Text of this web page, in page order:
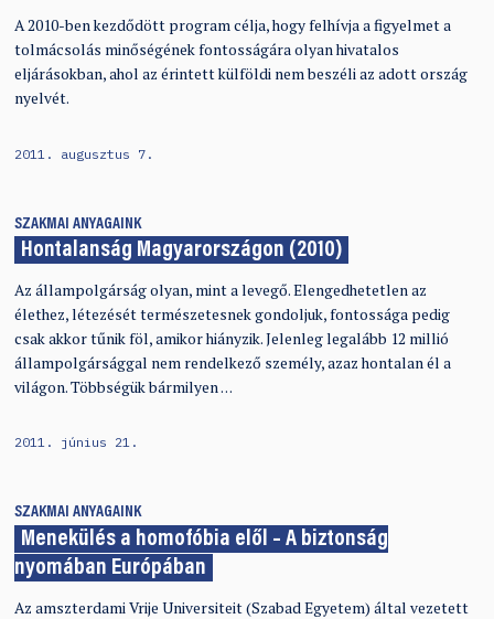
A 2010-ben kezdődött program célja, hogy felhívja a figyelmet a
tolmácsolás minőségének fontosságára olyan hivatalos
eljárásokban, ahol az érintett külföldi nem beszéli az adott ország
nyelvét.
2011. augusztus 7.
SZAKMAI ANYAGAINK
Hontalanság Magyarországon (2010)
Az állampolgárság olyan, mint a levegő. Elengedhetetlen az
élethez, létezését természetesnek gondoljuk, fontossága pedig
csak akkor tűnik föl, amikor hiányzik. Jelenleg legalább 12 millió
állampolgársággal nem rendelkező személy, azaz hontalan él a
világon. Többségük bármilyen …
2011. június 21.
SZAKMAI ANYAGAINK
Menekülés a homofóbia elől – A biztonság
nyomában Európában
Az amszterdami Vrije Universiteit (Szabad Egyetem) által vezetett